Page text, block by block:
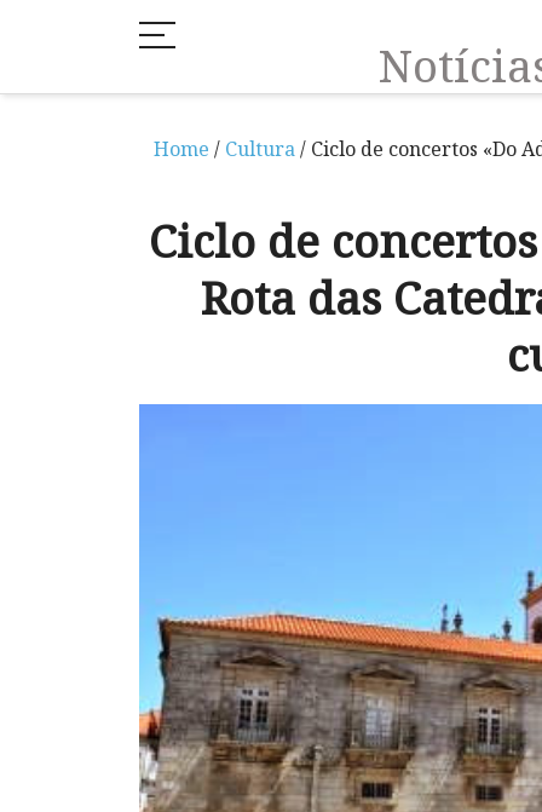
Home / Cultura/ Ciclo de concertos «Do
Ciclo de
Rota das